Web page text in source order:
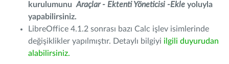
kurulumunu Araçlar - Ektenti Yöneticisi -Ekle yoluyla
yapabilirsiniz.
LibreOffice 4.1.2 sonrası bazı Calc işlev isimlerinde
değişiklikler yapılmıştır. Detaylı bilgiyi ilgili duyurudan
alabilirsiniz.